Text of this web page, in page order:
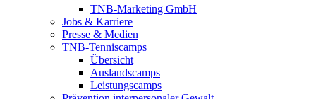
TNB-Marketing GmbH
Jobs & Karriere
Presse & Medien
TNB-Tenniscamps
Übersicht
Auslandscamps
Leistungscamps